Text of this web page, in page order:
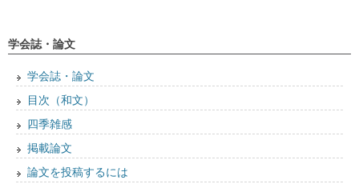
学会誌・論文
学会誌・論文
目次（和文）
四季雑感
掲載論文
論文を投稿するには